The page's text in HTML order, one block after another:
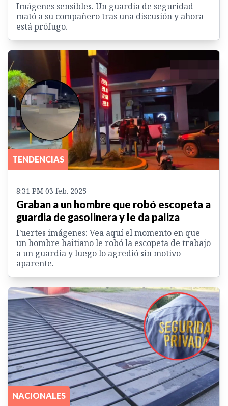
Imágenes sensibles. Un guardia de seguridad
mató a su compañero tras una discusión y ahora
está prófugo.
TENDENCIAS
8:31 PM 03 feb. 2025
Graban a un hombre que robó escopeta a
guardia de gasolinera y le da paliza
Fuertes imágenes: Vea aquí el momento en que
un hombre haitiano le robó la escopeta de trabajo
a un guardia y luego lo agredió sin motivo
aparente.
NACIONALES